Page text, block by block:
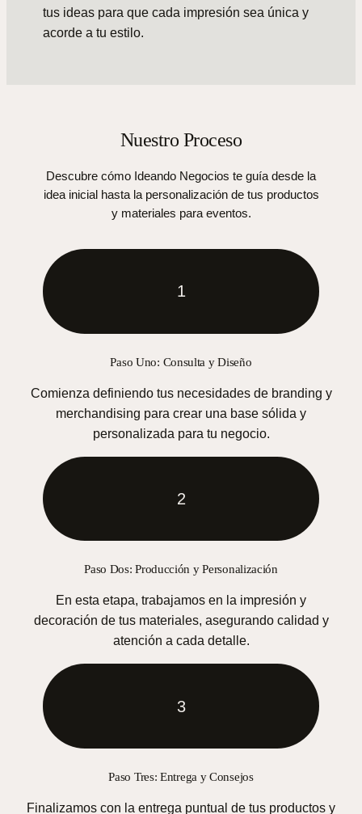
tus ideas para que cada impresión sea única y
acorde a tu estilo.
Nuestro Proceso
Descubre cómo Ideando Negocios te guía desde la
idea inicial hasta la personalización de tus productos
y materiales para eventos.
1
Paso Uno: Consulta y Diseño
Comienza definiendo tus necesidades de branding y
merchandising para crear una base sólida y
personalizada para tu negocio.
2
Paso Dos: Producción y Personalización
En esta etapa, trabajamos en la impresión y
decoración de tus materiales, asegurando calidad y
atención a cada detalle.
3
Paso Tres: Entrega y Consejos
Finalizamos con la entrega puntual de tus productos y